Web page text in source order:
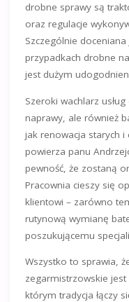
drobne sprawy są
oraz regulacje
Szczególnie doceniana
przypadkach drobne
jest dużym
Szeroki wachlarz
naprawy, ale również
jak renowacja starych i
powierza panu
pewność, że zostaną
Pracownia cieszy się
klientowi – zarówno
rutynową wymianę
poszukującemu
Wszystko to sprawia,
zegarmistrzowskie
którym tradycja łączy